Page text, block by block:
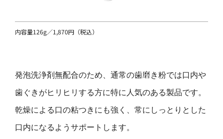
内容量126g／1,870円（税込）
発泡洗浄剤無配合のため、通常の歯磨き粉では口内や
歯ぐきがヒリヒリする方に特に人気のある製品です。
乾燥による口の粘つきにも強く、常にしっとりとした
口内になるようサポートします。